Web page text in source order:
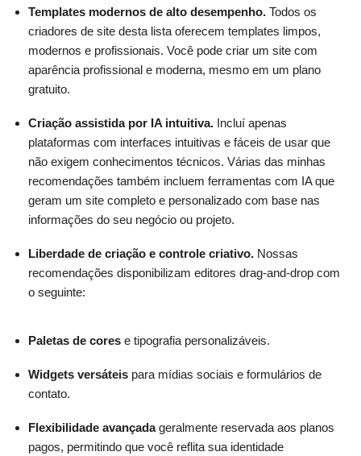
Templates modernos de alto desempenho. Todos os
criadores de site desta lista oferecem templates limpos,
modernos e profissionais. Você pode criar um site com
aparência profissional e moderna, mesmo em um plano
gratuito.
Criação assistida por IA intuitiva. Incluí apenas
plataformas com interfaces intuitivas e fáceis de usar que
não exigem conhecimentos técnicos. Várias das minhas
recomendações também incluem ferramentas com IA que
geram um site completo e personalizado com base nas
informações do seu negócio ou projeto.
Liberdade de criação e controle criativo. Nossas
recomendações disponibilizam editores drag-and-drop com
o seguinte:
Paletas de cores e tipografia personalizáveis.
Widgets versáteis para mídias sociais e formulários de
contato.
Flexibilidade avançadageralmente reservada aos planos
pagos, permitindo que você reflita sua identidade